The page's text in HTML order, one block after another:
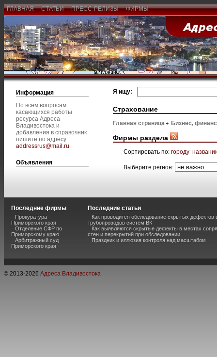
ГЛАВНАЯ СТАТЬИ ПРЕСС-РЕЛИЗЫ ФИРМЫ
Информация
По всем вопросам
касающихся работы
ресурса Адреса
Владивостока и
добавления в справочник
пишите по адресу
addressrus@mail.ru.
Объявления
Я ищу:
Страхование
Главная страница Бизнес,
Фирмы раздела
Сортировать по: городу
Выберите регион:
Последние фирмы
Прокуратура
Приморского края
Отделение СФР по
Приморскому краю
Арбитражный суд
Приморского края
Последние статьи
Как проводится обследование скрытых дефектов
трубопроводов систем ВК
Как выявляются скрытые дефекты в местах
стен и перекрытий при обследовании
Праздник и иллюзия контроля над масштабом
© 2013-2026 Адреса Владивостока